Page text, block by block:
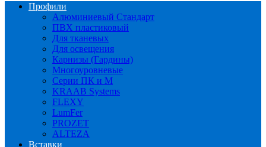
Профили
Алюминиевый Стандарт
ПВХ пластиковый
Для тканевых
Для освещения
Карнизы (Гардины)
Многоуровневые
Серии ПК и М
KRAAB Systems
FLEXY
LumFer
PROZET
ALTEZA
Вставки